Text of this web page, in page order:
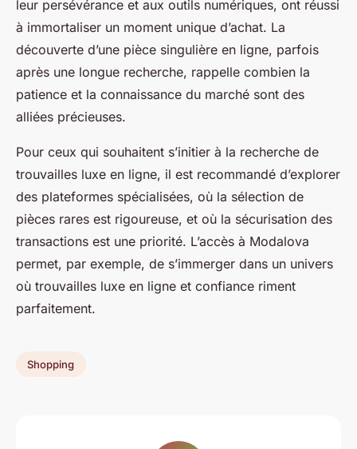
leur persévérance et aux outils numériques, ont réussi
à immortaliser un moment unique d’achat. La
découverte d’une pièce singulière en ligne, parfois
après une longue recherche, rappelle combien la
patience et la connaissance du marché sont des
alliées précieuses.
Pour ceux qui souhaitent s’initier à la recherche de
trouvailles luxe en ligne, il est recommandé d’explorer
des plateformes spécialisées, où la sélection de
pièces rares est rigoureuse, et où la sécurisation des
transactions est une priorité. L’accès à Modalova
permet, par exemple, de s’immerger dans un univers
où trouvailles luxe en ligne et confiance riment
parfaitement.
Shopping